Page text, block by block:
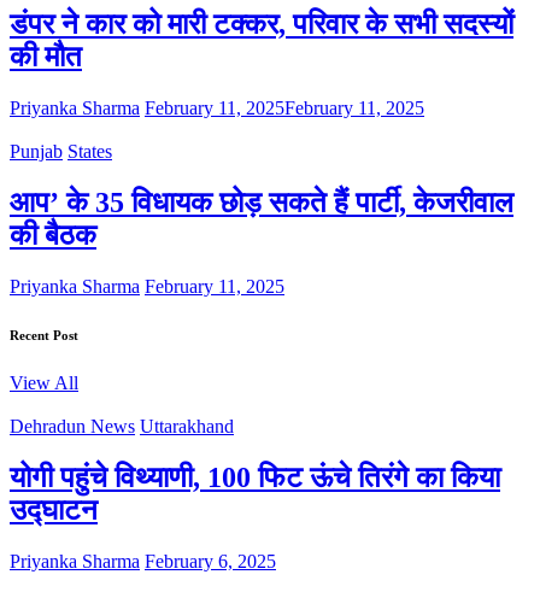
डंपर ने कार को मारी टक्कर, परिवार के सभी सदस्यों
की मौत
Priyanka Sharma February 11, 2025February 11, 2025
Punjab States
आप’ के 35 विधायक छोड़ सकते हैं पार्टी, केजरीवाल
की बैठक
Priyanka Sharma February 11, 2025
Recent Post
View All
Dehradun News Uttarakhand
योगी पहुंचे विथ्याणी, 100 फिट ऊंचे तिरंगे का किया
उद्घाटन
Priyanka Sharma February 6, 2025